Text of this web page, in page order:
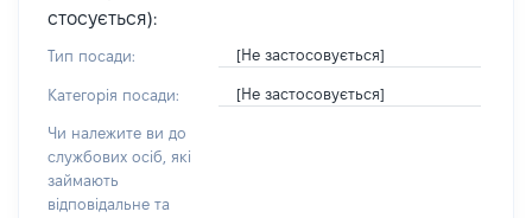
стосується):
Тип посади: [Не застосовується]
Категорія посади: [Не застосовується]
Чи належите ви до
службових осіб, які
займають
відповідальне та